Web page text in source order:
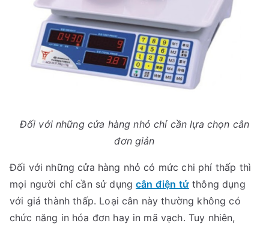
Đối với những cửa hàng nhỏ chỉ cần lựa chọn cân
đơn giản
Đối với những cửa hàng nhỏ có mức chi phí thấp thì
mọi người chỉ cần sử dụngcân điện tửthông dụng
với giá thành thấp. Loại cân này thường không có
chức năng in hóa đơn hay in mã vạch. Tuy nhiên,